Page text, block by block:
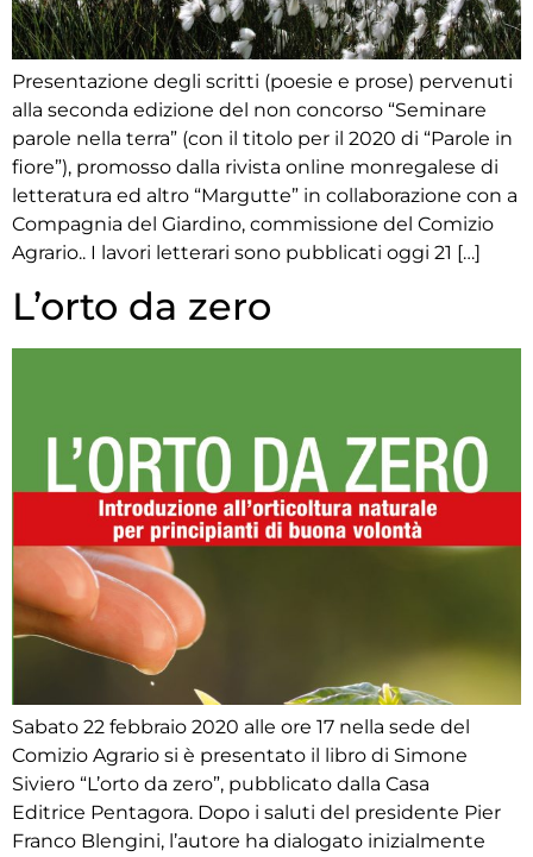
Presentazione degli scritti (poesie e prose) pervenuti
alla seconda edizione del non concorso “Seminare
parole nella terra” (con il titolo per il 2020 di “Parole in
fiore”), promosso dalla rivista online monregalese di
letteratura ed altro “Margutte” in collaborazione con a
Compagnia del Giardino, commissione del Comizio
Agrario.. I lavori letterari sono pubblicati oggi 21 […]
L’orto da zero
Sabato 22 febbraio 2020 alle ore 17 nella sede del
Comizio Agrario si è presentato il libro di Simone
Siviero “L’orto da zero”, pubblicato dalla Casa
Editrice Pentagora. Dopo i saluti del presidente Pier
Franco Blengini, l’autore ha dialogato inizialmente